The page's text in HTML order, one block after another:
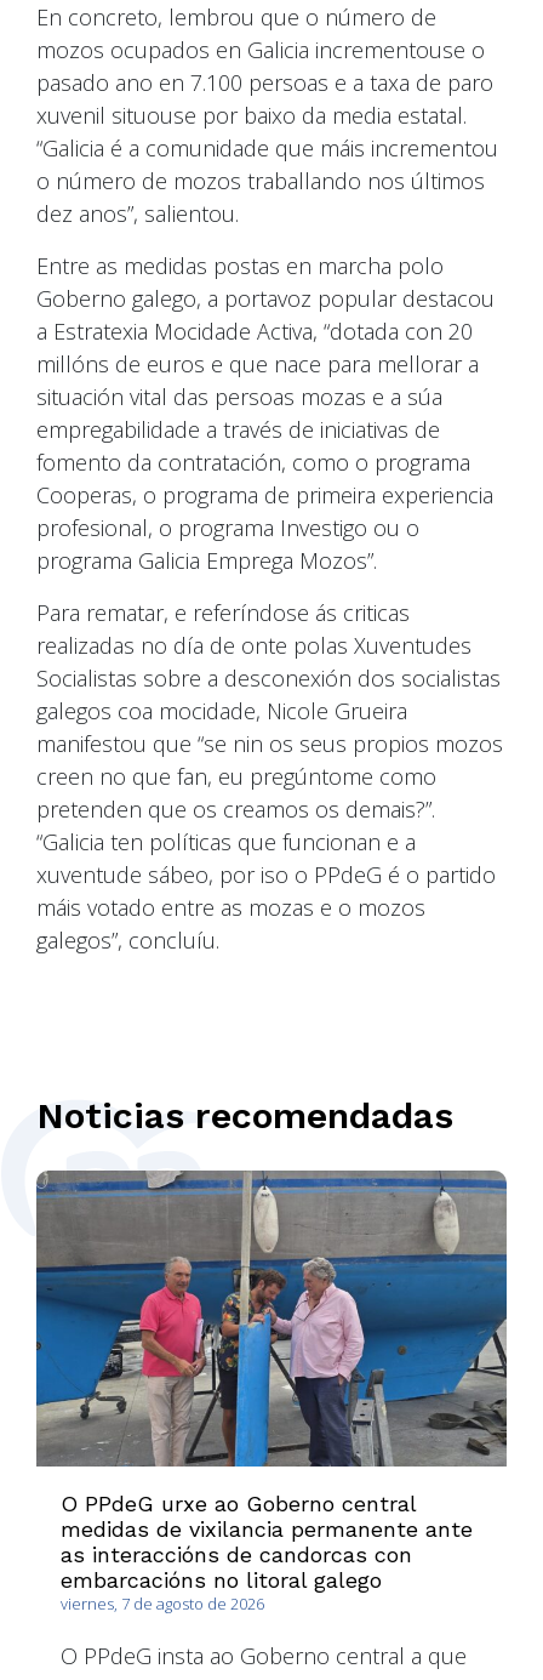
En concreto, lembrou que o número de
mozos ocupados en Galicia incrementouse o
pasado ano en 7.100 persoas e a taxa de paro
xuvenil situouse por baixo da media estatal.
“Galicia é a comunidade que máis incrementou
o número de mozos traballando nos últimos
dez anos”, salientou.
Entre as medidas postas en marcha polo
Goberno galego, a portavoz popular destacou
a Estratexia Mocidade Activa, “dotada con 20
millóns de euros e que nace para mellorar a
situación vital das persoas mozas e a súa
empregabilidade a través de iniciativas de
fomento da contratación, como o programa
Cooperas, o programa de primeira experiencia
profesional, o programa Investigo ou o
programa Galicia Emprega Mozos”.
Para rematar, e referíndose ás criticas
realizadas no día de onte polas Xuventudes
Socialistas sobre a desconexión dos socialistas
galegos coa mocidade, Nicole Grueira
manifestou que “se nin os seus propios mozos
creen no que fan, eu pregúntome como
pretenden que os creamos os demais?”.
“Galicia ten políticas que funcionan e a
xuventude sábeo, por iso o PPdeG é o partido
máis votado entre as mozas e o mozos
galegos”, concluíu.
Noticias recomendadas
O PPdeG urxe ao Goberno central
medidas de vixilancia permanente ante
as interaccións de candorcas con
embarcacións no litoral galego
viernes, 7 de agosto de 2026
O PPdeG insta ao Goberno central a que